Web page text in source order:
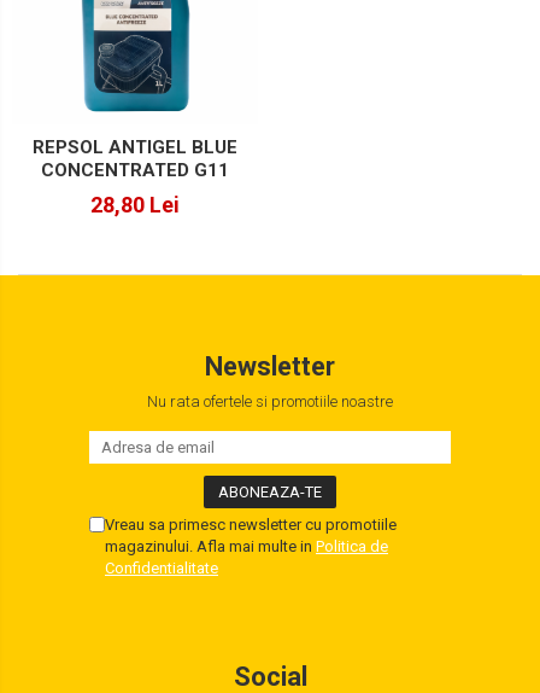
Lichide Suspensie Motociclete
Lichide Întreținere
Lichide Întreținere Autoturisme
Lichide Întreținere Camioane
Lichide Întreținere Motociclete
REPSOL ANTIGEL BLUE
CONCENTRATED G11
28,80 Lei
Newsletter
Nu rata ofertele si promotiile noastre
Vreau sa primesc newsletter cu promotiile
magazinului. Afla mai multe in Politica de
Confidentialitate
Social